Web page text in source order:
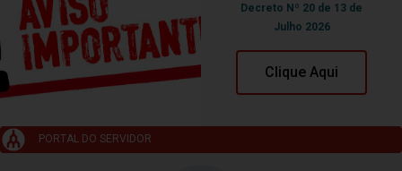
Decreto Nº 20 de 13 de
Julho 2026
Clique Aqui
PORTAL DO SERVIDOR